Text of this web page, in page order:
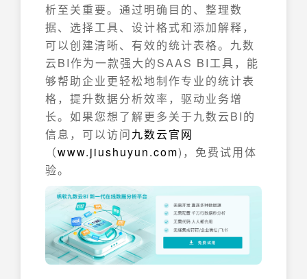
析至关重要。通过明确目的、整理数
据、选择工具、设计格式和添加解释，
可以创建清晰、有效的统计表格。九数
云BI作为一款强大的SAAS BI工具，能
够帮助企业更轻松地制作专业的统计表
格，提升数据分析效率，驱动业务增
长。如果您想了解更多关于九数云BI的
信息，可以访问九数云官网
（www.jiushuyun.com)，免费试用体
验。